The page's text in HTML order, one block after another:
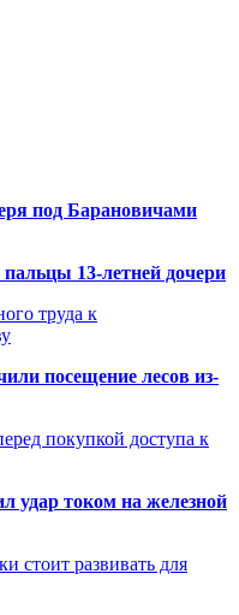
под Барановичами
13-летней дочери
труда к
посещение лесов из-
покупкой доступа к
удар током на железной
стоит развивать для